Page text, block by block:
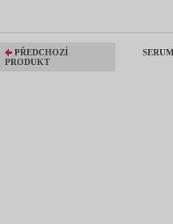
PŘEDCHOZÍ
PRODUKT